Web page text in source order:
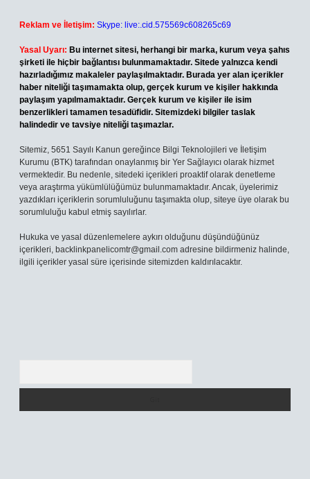
Reklam ve İletişim: Skype: live:.cid.575569c608265c69
Yasal Uyarı: Bu internet sitesi, herhangi bir marka, kurum veya şahıs
şirketi ile hiçbir bağlantısı bulunmamaktadır. Sitede yalnızca kendi
hazırladığımız makaleler paylaşılmaktadır. Burada yer alan içerikler
haber niteliği taşımamakta olup, gerçek kurum ve kişiler hakkında
paylaşım yapılmamaktadır. Gerçek kurum ve kişiler ile isim
benzerlikleri tamamen tesadüfidir. Sitemizdeki bilgiler taslak
halindedir ve tavsiye niteliği taşımazlar.
Sitemiz, 5651 Sayılı Kanun gereğince Bilgi Teknolojileri ve İletişim
Kurumu (BTK) tarafından onaylanmış bir Yer Sağlayıcı olarak hizmet
vermektedir. Bu nedenle, sitedeki içerikleri proaktif olarak denetleme
veya araştırma yükümlülüğümüz bulunmamaktadır. Ancak, üyelerimiz
yazdıkları içeriklerin sorumluluğunu taşımakta olup, siteye üye olarak bu
sorumluluğu kabul etmiş sayılırlar.
Hukuka ve yasal düzenlemelere aykırı olduğunu düşündüğünüz
içerikleri, backlinkpanelicomtr@gmail.com adresine bildirmeniz halinde,
ilgili içerikler yasal süre içerisinde sitemizden kaldırılacaktır.